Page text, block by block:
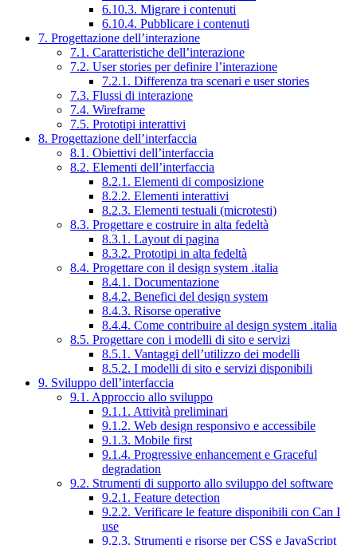
6.10.3. Migrare i contenuti
6.10.4. Pubblicare i contenuti
7. Progettazione dell’interazione
7.1. Caratteristiche dell’interazione
7.2. User stories per definire l’interazione
7.2.1. Differenza tra scenari e user stories
7.3. Flussi di interazione
7.4. Wireframe
7.5. Prototipi interattivi
8. Progettazione dell’interfaccia
8.1. Obiettivi dell’interfaccia
8.2. Elementi dell’interfaccia
8.2.1. Elementi di composizione
8.2.2. Elementi interattivi
8.2.3. Elementi testuali (microtesti)
8.3. Progettare e costruire in alta fedeltà
8.3.1. Layout di pagina
8.3.2. Prototipi in alta fedeltà
8.4. Progettare con il design system .italia
8.4.1. Documentazione
8.4.2. Benefici del design system
8.4.3. Risorse operative
8.4.4. Come contribuire al design system .italia
8.5. Progettare con i modelli di sito e servizi
8.5.1. Vantaggi dell’utilizzo dei modelli
8.5.2. I modelli di sito e servizi disponibili
9. Sviluppo dell’interfaccia
9.1. Approccio allo sviluppo
9.1.1. Attività preliminari
9.1.2. Web design responsivo e accessibile
9.1.3. Mobile first
9.1.4. Progressive enhancement e Graceful
degradation
9.2. Strumenti di supporto allo sviluppo del software
9.2.1. Feature detection
9.2.2. Verificare le feature disponibili con Can I
use
9.2.3. Strumenti e risorse per CSS e JavaScript